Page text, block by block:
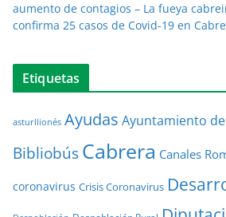
aumento de contagios – La fueya
confirma 25 casos de Covid-19 en
Etiquetas
asturllionés Ayudas Ayuntamiento
BibliobúsCabrera Canales
coronavirus Crisis Coronavirus